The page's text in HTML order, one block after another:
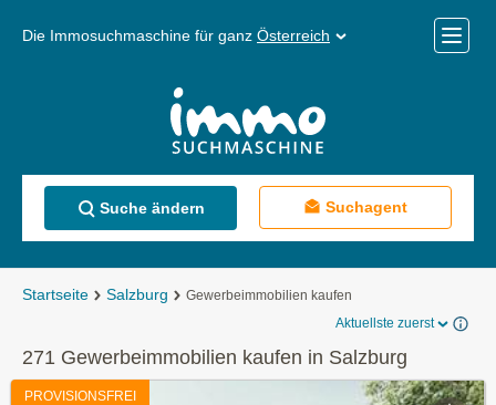
Die Immosuchmaschine für ganz Österreich
Menü
Suche ändern Suchagent
Startseite Salzburg
Gewerbeimmobilien kaufen
Aktuellste zuerst
271 Gewerbeimmobilien kaufen in Salzburg
PROVISIONSFREI